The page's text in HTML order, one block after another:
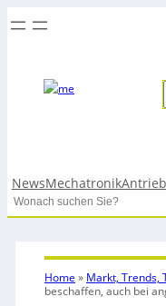
NewsMechatronik
Search
Home » Markt, Trends,
beschaffen, auch bei